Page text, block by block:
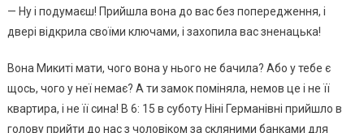
— Ну і подумаєш! Прийшла вона до вас без попередження, і
двері відкрила своїми ключами, і захопила вас зненацька!
Вона Микиті мати, чого вона у нього не бачила? Або у тебе є
щось, чого у неї немає? А ти замок поміняла, немов це і не її
квартира, і не її сина! В 6: 15 в суботу Ніні Германівні прийшло в
голову прийти до нас з чоловіком за скляними банками для